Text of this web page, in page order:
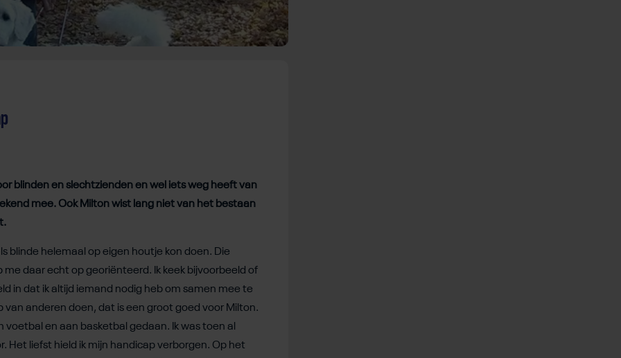
blinden en slechtzienden en wel iets weg heeft van
mee. Ook Milton wist lang niet van het bestaan
blinde helemaal op eigen houtje kon doen. Die
daar echt op georiënteerd. Ik keek bijvoorbeeld of
in dat ik altijd iemand nodig heb om samen mee te
anderen doen, dat is een groot goed voor Milton.
voetbal en aan basketbal gedaan. Ik was toen al
Het liefst hield ik mijn handicap verborgen. Op het